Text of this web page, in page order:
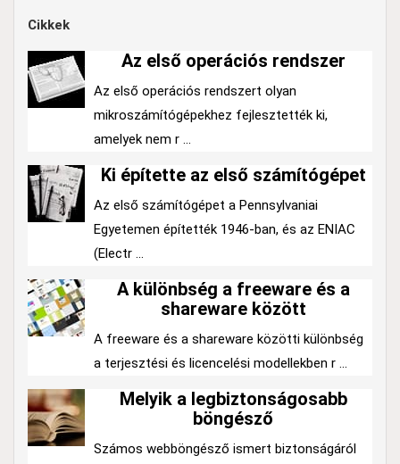
Cikkek
Az első operációs rendszer
Az első operációs rendszert olyan
mikroszámítógépekhez fejlesztették ki,
amelyek nem r ...
Ki építette az első számítógépet
Az első számítógépet a Pennsylvaniai
Egyetemen építették 1946-ban, és az ENIAC
(Electr ...
A különbség a freeware és a
shareware között
A freeware és a shareware közötti különbség
a terjesztési és licencelési modellekben r ...
Melyik a legbiztonságosabb
böngésző
Számos webböngésző ismert biztonságáról